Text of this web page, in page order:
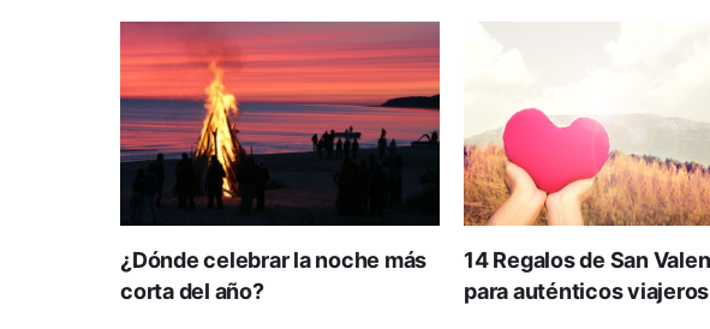
¿Dónde celebrar la noche más
corta del año?
14 Regalos de San
para auténticos viajeros